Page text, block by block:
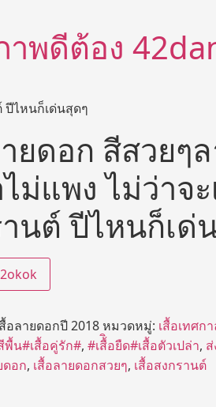
าพดีต้อง
ปีไหนก็เด่นสุดๆ
ยดอก สีสวยๆ
ม่แพง ไม่ว่าจ
นต์ ปีไหนก็เด่
อลายดอกปี 2018หมวดหมู่: เสื้อเทศก
พื้น#เสื้อคู่รัก#, #เสื้ิอยืด#เสื้อตัวเปล่า,
ดอก, เสื้อลายดอกสวยๆ, เสื้อสงกรานต์